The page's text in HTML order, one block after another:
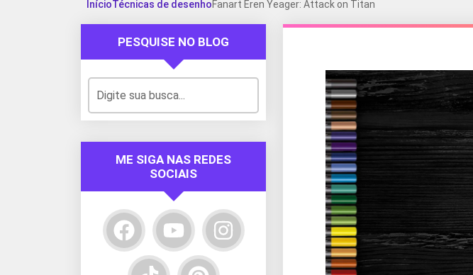
InícioTécnicas de desenhoFanart Eren Yeager: Attack on Titan
PESQUISE NO BLOG
ME SIGA NAS REDES
SOCIAIS